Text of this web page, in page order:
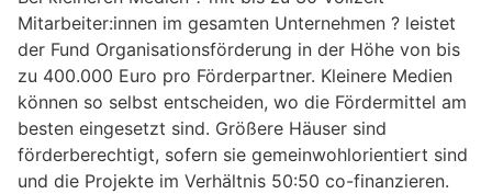
Mitarbeiter:innen im gesamten Unternehmen ? leistet
der Fund Organisationsförderung in der Höhe von bis
zu 400.000 Euro pro Förderpartner. Kleinere Medien
können so selbst entscheiden, wo die Fördermittel am
besten eingesetzt sind. Größere Häuser sind
förderberechtigt, sofern sie gemeinwohlorientiert sind
und die Projekte im Verhältnis 50:50 co-finanzieren.